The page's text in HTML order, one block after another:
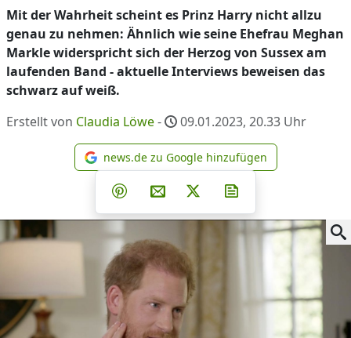
Mit der Wahrheit scheint es Prinz Harry nicht allzu
genau zu nehmen: Ähnlich wie seine Ehefrau Meghan
Markle widerspricht sich der Herzog von Sussex am
laufenden Band - aktuelle Interviews beweisen das
schwarz auf weiß.
Erstellt von Claudia Löwe- 09.01.2023, 20.33 Uhr
news.de zu Google
news.de zu Google hinzufügen
Teilen auf Facebook
Teilen auf Whatsapp
Teilen auf Telegram
Teilen auf Pinterest
Per E-Mail teilen
Post auf X